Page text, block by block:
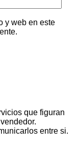
y web en este
que figuran
entre si.